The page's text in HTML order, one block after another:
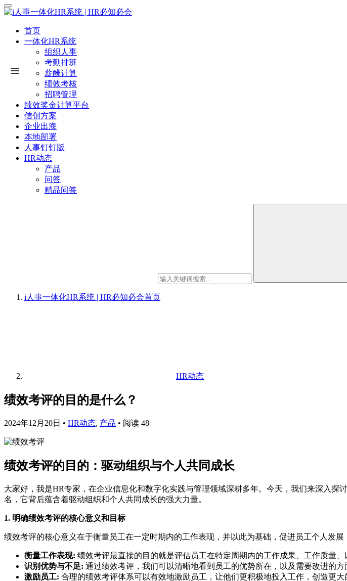
首页
一体化HR系统
组织人事
考勤排班
薪酬计算
绩效考核
招聘管理
绩效奖金计算平台
信创方案
企业出海
本地部署
人事钉钉版
HR动态
产品
问答
精品问答
i人事一体化HR系统 | HR必知必会首页
HR动态
绩效考评的目的是什么？
2024年12月20日 • HR动态, 产品 • 阅读 48
绩效考评的目的：驱动组织与个人共同成长
大家好，我是HR专家，在企业信息化和数字化实践与管理领域深耕多年。今天，我们来深入
名，它背后蕴含着驱动组织和个人共同成长的强大力量。
1. 明确绩效考评的核心意义和目标
绩效考评的核心意义在于衡量员工在一定时期内的工作表现，并以此为基础，促进员工个人发
衡量工作表现: 绩效考评最直接的目的就是评估员工在特定周期内的工作成果、工作质量
识别优势与不足: 通过绩效考评，我们可以清晰地看到员工的优势所在，以及需要改进的
激励员工: 合理的绩效考评体系可以有效地激励员工，让他们更积极地投入工作，创造更